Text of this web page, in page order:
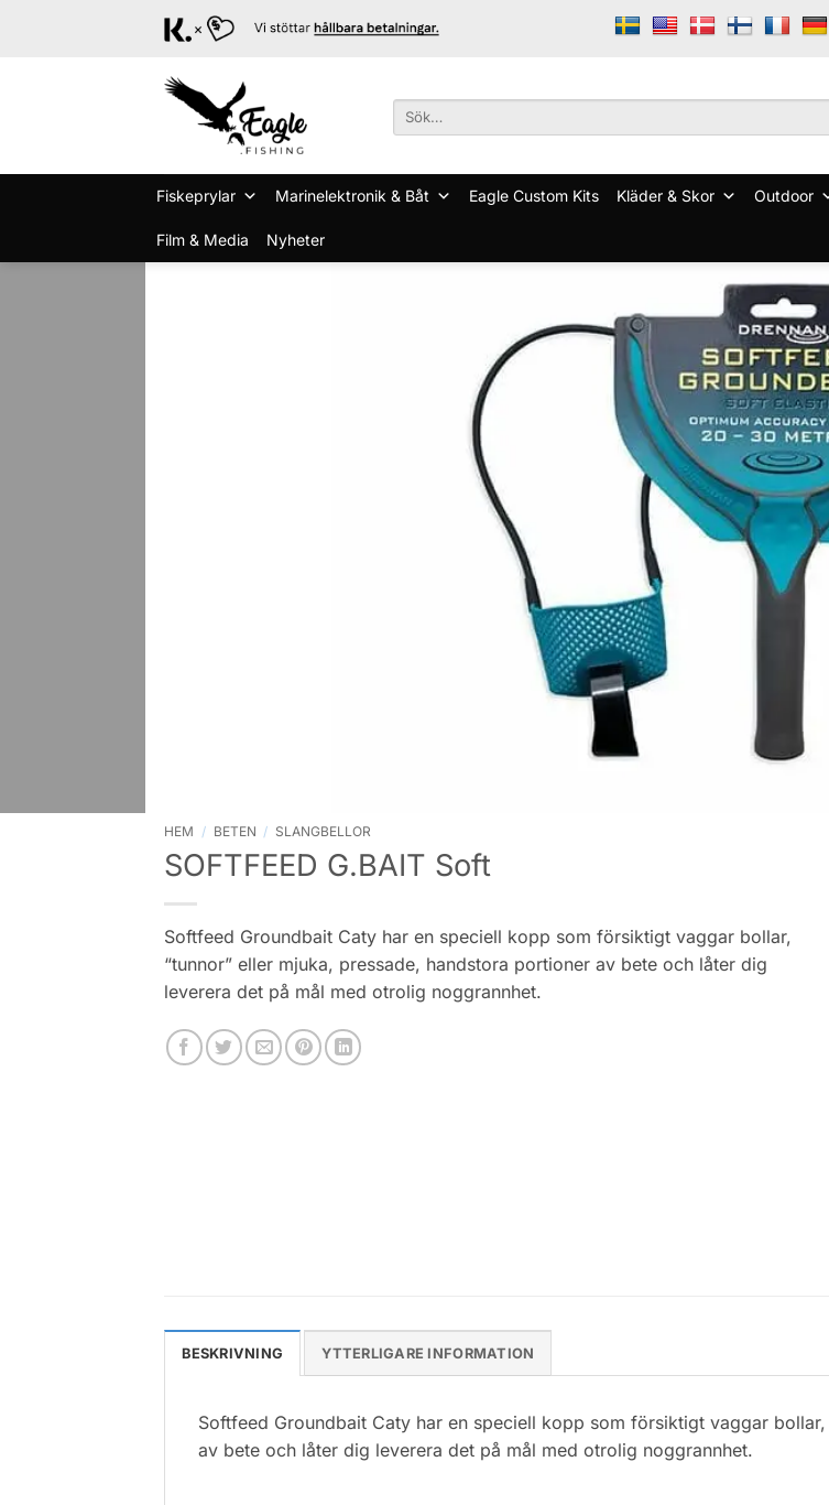
Sök
Fiskeprylar Marinelektronik & Båt Eagle Custom Kits Kläder & Skor Outdoor
Film & Media Nyheter
HEM / BETEN / SLANGBELLOR
SOFTFEED G.BAIT Soft
Softfeed Groundbait Caty har en speciell kopp som försiktigt vaggar bollar,
“tunnor” eller mjuka, pressade, handstora portioner av bete och låter dig
leverera det på mål med otrolig noggrannhet.
BESKRIVNING YTTERLIGARE INFORMATION
Softfeed Groundbait Caty har en speciell kopp som försiktigt vaggar
av bete och låter dig leverera det på mål med otrolig noggrannhet.